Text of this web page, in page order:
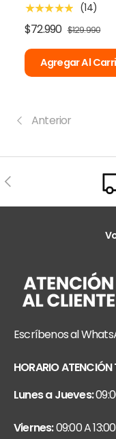
★★★★★ (14)
$72.990 $129.990
Agregar Al
Anterior
Anterior
Escríbenos al
HORARIO ATENCIÓN
Lunes a Jueves:
Viernes:09:00 A